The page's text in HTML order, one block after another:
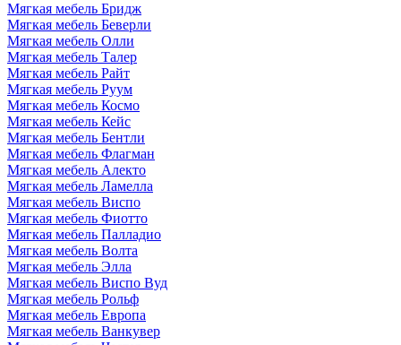
Мягкая мебель Бридж
Мягкая мебель Беверли
Мягкая мебель Олли
Мягкая мебель Талер
Мягкая мебель Райт
Мягкая мебель Руум
Мягкая мебель Космо
Мягкая мебель Кейс
Мягкая мебель Бентли
Мягкая мебель Флагман
Мягкая мебель Алекто
Мягкая мебель Ламелла
Мягкая мебель Виспо
Мягкая мебель Фиотто
Мягкая мебель Палладио
Мягкая мебель Волта
Мягкая мебель Элла
Мягкая мебель Виспо Вуд
Мягкая мебель Рольф
Мягкая мебель Европа
Мягкая мебель Ванкувер